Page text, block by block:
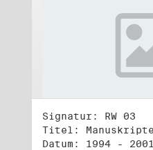
Signatur: RW 03
Datum: 1994 - 2001